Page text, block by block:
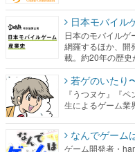
日本モバイル
日本のモバイルゲ
網羅するほか、開
載。約20年の歴史
若ゲのいたり
『うつヌケ』『
生によるゲーム業
なんでゲーム
ゲーム開発者・